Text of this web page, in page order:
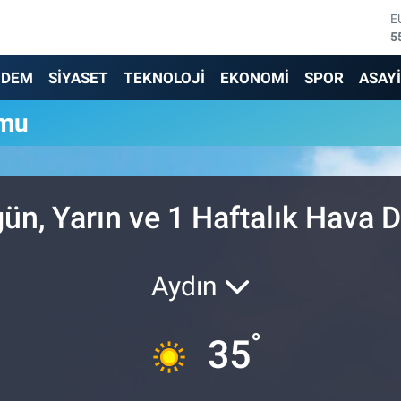
SİYASET TEKNOLOJİ EKONOMİ SPOR
Yarın ve 1 Haftalık Hava
Aydın
35°